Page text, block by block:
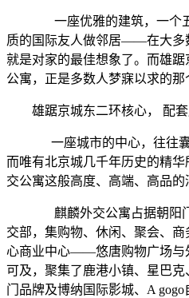
一座优雅的建筑，一个
质的国际友人做邻居——在大多
就是对家的最佳想象了。而雄
公寓，正是多数人梦寐以求的那
雄踞京城东二环核心， 配
一座城市的中心，往往囊
而唯有北京城几千年历史的精
交公寓这般高度、高端、高品的
麒麟外交公寓占据朝阳
交部，集购物、休闲、聚会、
心商业中心——悠唐购物广场与
可及，聚集了鹿港小镇、星巴
门品牌及博纳国际影城、A